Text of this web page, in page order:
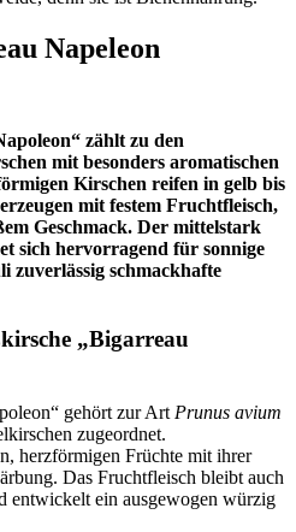
Napeleon
zählt zu den
mit besonders aromatischen
Kirschen reifen in gelb bis
mit festem Fruchtfleisch,
Geschmack. Der mittelstark
sich hervorragend für sonnige
zuverlässig schmackhafte
„Bigarreau
gehört zur Art Prunus avium
zugeordnet.
herzförmigen Früchte mit ihrer
Das Fruchtfleisch bleibt auch
entwickelt ein ausgewogen würzig